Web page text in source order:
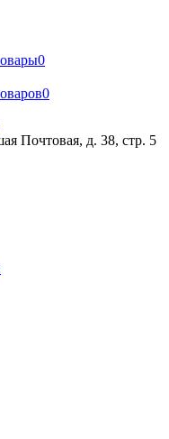
0
0
Почтовая, д. 38, стр. 5